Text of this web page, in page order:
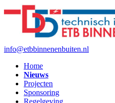
info@etbbinnenenbuiten.nl
Home
Nieuws
Projecten
Sponsoring
Regelgeving